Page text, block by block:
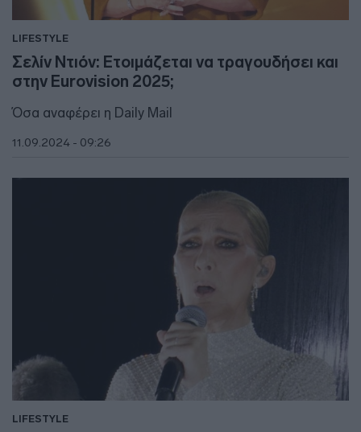
LIFESTYLE
Σελίν Ντιόν: Ετοιμάζεται να τραγουδήσει και
στην Eurovision 2025;
Όσα αναφέρει η Daily Mail
11.09.2024 - 09:26
LIFESTYLE